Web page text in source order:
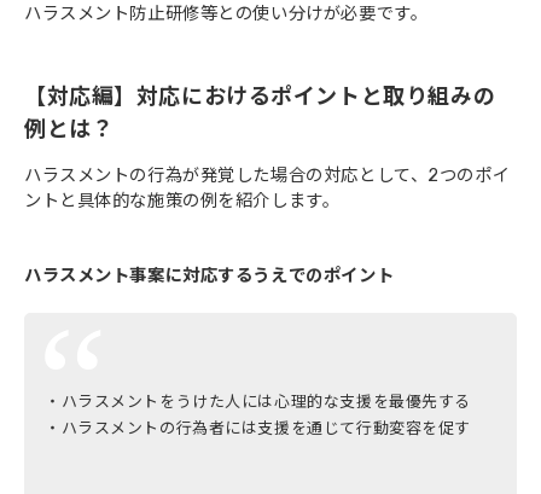
ハラスメント防止研修等との使い分けが必要です。
【対応編】対応におけるポイントと取り組みの
例とは？
ハラスメントの行為が発覚した場合の対応として、2つのポイ
ントと具体的な施策の例を紹介します。
ハラスメント事案に対応するうえでのポイント
・ハラスメントをうけた人には心理的な支援を最優先する
・ハラスメントの行為者には支援を通じて行動変容を促す